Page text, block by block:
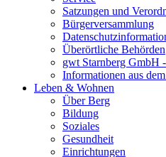
Satzungen und
Bürgerversammlung
Überörtliche Behörden
gwt Starnberg GmbH
Informationen aus
Leben & Wohnen
Über Berg
Bildung
Soziales
Gesundheit
Einrichtungen